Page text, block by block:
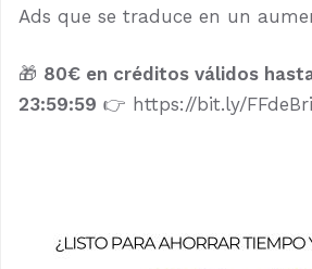
Ads que se traduce en un
🎁 80€ en créditos válidos
23:59:59 👉 https://bit.ly/